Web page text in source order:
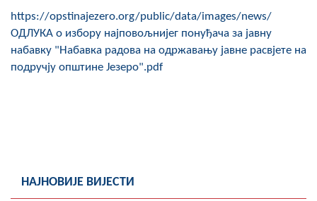
https://opstinajezero.org/public/data/images/news/
ОДЛУКА о избору најповољнијег понуђача за јавну
набавку "Набавка радова на одржавању јавне расвјете на
подручју општине Језеро".pdf
НАЈНОВИЈЕ ВИЈЕСТИ